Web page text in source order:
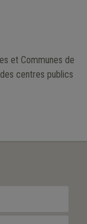
et Communes de
centres publics